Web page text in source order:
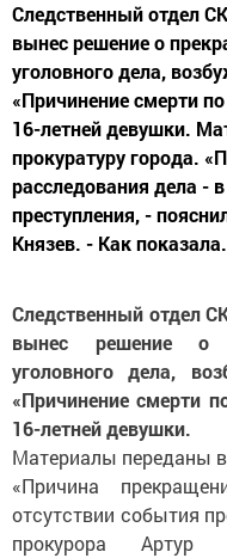
Следственный отдел
вынес решение о
уголовного дела,
«Причинение смерти
16-летней девушки.
прокуратуру города.
расследования дела -
преступления, -
Князев. - Как
Следственный отдел
вынес решение о
уголовного дела,
«Причинение смерти
16-летней девушки.
Материалы переданы в
«Причина
отсутствии события
прокурора